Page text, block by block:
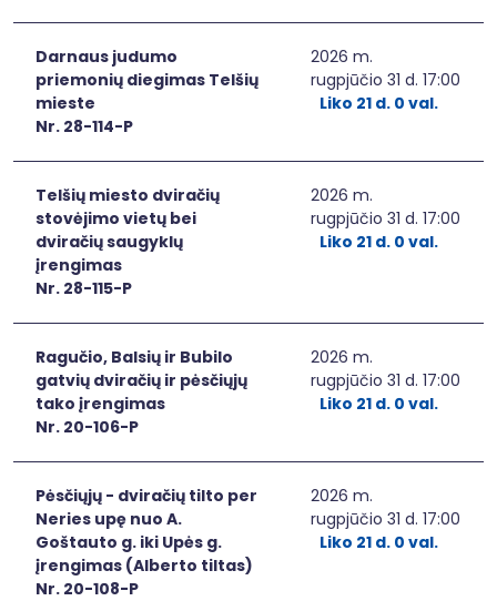
Darnaus judumo
priemonių diegimas Telšių
mieste
Nr. 28-114-P
2026 m.
rugpjūčio 31 d. 17:00
Liko 21 d. 0 val.
Telšių miesto dviračių
stovėjimo vietų bei
dviračių saugyklų
įrengimas
Nr. 28-115-P
2026 m.
rugpjūčio 31 d. 17:00
Liko 21 d. 0 val.
Ragučio, Balsių ir Bubilo
gatvių dviračių ir pėsčiųjų
tako įrengimas
Nr. 20-106-P
2026 m.
rugpjūčio 31 d. 17:00
Liko 21 d. 0 val.
Pėsčiųjų - dviračių tilto per
Neries upę nuo A.
Goštauto g. iki Upės g.
įrengimas (Alberto tiltas)
Nr. 20-108-P
2026 m.
rugpjūčio 31 d. 17:00
Liko 21 d. 0 val.